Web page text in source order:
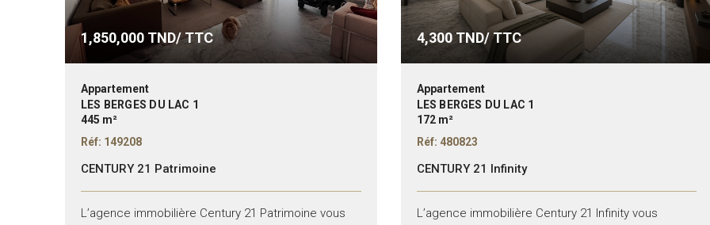
1,850,000 TND/ TTC
Appartement
LES BERGES DU LAC 1
445 m²
Réf: 149208
CENTURY 21 Patrimoine
L’agence immobilière Century 21 Patrimoine vous
4,300TND/ TTC
Appartement
LES BERGES DU LAC 1
172 m²
Réf: 480823
CENTURY 21 Infinity
L’agence immobilière Century 21 Infinity vous